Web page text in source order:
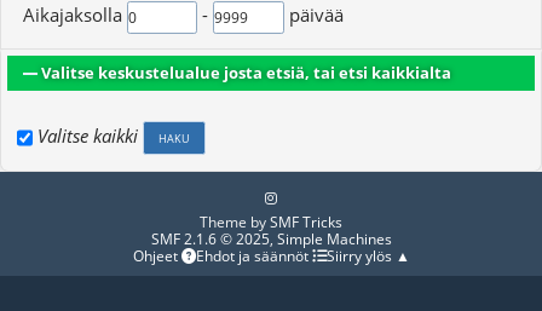
Aikajaksolla
- päivää
Valitse keskustelualue josta etsiä, tai etsi kaikkialta
Valitse kaikki
Theme bySMF Tricks
SMF 2.1.6 © 2025, Simple Machines
Ohjeet
Ehdot ja säännöt Siirry ylös ▲